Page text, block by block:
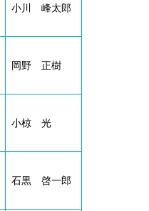
小川 峰太郎
岡野 正樹
小椋 光
石黒 啓一郎